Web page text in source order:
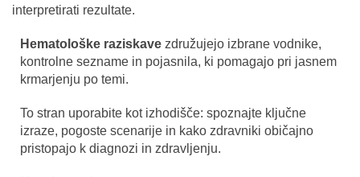
interpretirati rezultate.
Hematološke raziskave združujejo izbrane vodnike,
kontrolne sezname in pojasnila, ki pomagajo pri jasnem
krmarjenju po temi.
To stran uporabite kot izhodišče: spoznajte ključne
izraze, pogoste scenarije in kako zdravniki običajno
pristopajo k diagnozi in zdravljenju.